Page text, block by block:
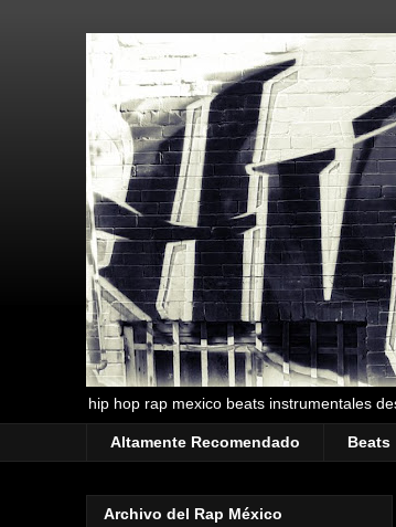
hip hop rap mexico beats instrumentales
Altamente Recomendado Beats
Archivo del Rap México